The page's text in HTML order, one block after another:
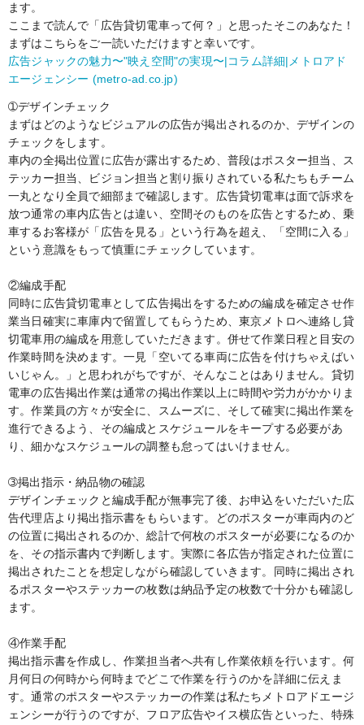
ます。
ここまで読んで「広告貸切電車って何？」と思ったそこのあなた！
まずはこちらをご一読いただけますと幸いです。
広告ジャックの魅力〜"映え空間"の実現〜|コラム詳細|メトロアド
エージェンシー (metro-ad.co.jp)
➀デザインチェック
まずはどのようなビジュアルの広告が掲出されるのか、デザインの
チェックをします。
車内の全掲出位置に広告が露出するため、普段はポスター担当、ス
テッカー担当、ビジョン担当と割り振りされている私たちもチーム
一丸となり全員で細部まで確認します。広告貸切電車は面で訴求を
放つ通常の車内広告とは違い、空間そのものを広告とするため、乗
車するお客様が「広告を見る」という行為を超え、「空間に入る」
という意識をもって慎重にチェックしています。
②編成手配
同時に広告貸切電車として広告掲出をするための編成を確定させ作
業当日確実に車庫内で留置してもらうため、東京メトロへ連絡し貸
切電車用の編成を用意していただきます。併せて作業日程と目安の
作業時間を決めます。一見「空いてる車両に広告を付けちゃえばい
いじゃん。」と思われがちですが、そんなことはありません。貸切
電車の広告掲出作業は通常の掲出作業以上に時間や労力がかかりま
す。作業員の方々が安全に、スムーズに、そして確実に掲出作業を
進行できるよう、その編成とスケジュールをキープする必要があ
り、細かなスケジュールの調整も怠ってはいけません。
➂掲出指示・納品物の確認
デザインチェックと編成手配が無事完了後、お申込をいただいた広
告代理店より掲出指示書をもらいます。どのポスターが車両内のど
の位置に掲出されるのか、総計で何枚のポスターが必要になるのか
を、その指示書内で判断します。実際に各広告が指定された位置に
掲出されたことを想定しながら確認していきます。同時に掲出され
るポスターやステッカーの枚数は納品予定の枚数で十分かも確認し
ます。
④作業手配
掲出指示書を作成し、作業担当者へ共有し作業依頼を行います。何
月何日の何時から何時までどこで作業を行うのかを詳細に伝えま
す。通常のポスターやステッカーの作業は私たちメトロアドエージ
ェンシーが行うのですが、フロア広告やイス横広告といった、特殊